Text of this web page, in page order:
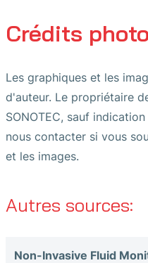
Crédits
Les graphiques et les
d'auteur. Le propriétaire
SONOTEC, sauf
nous contacter si vous
et les images.
Autres sources:
Non-Invasive Fluid